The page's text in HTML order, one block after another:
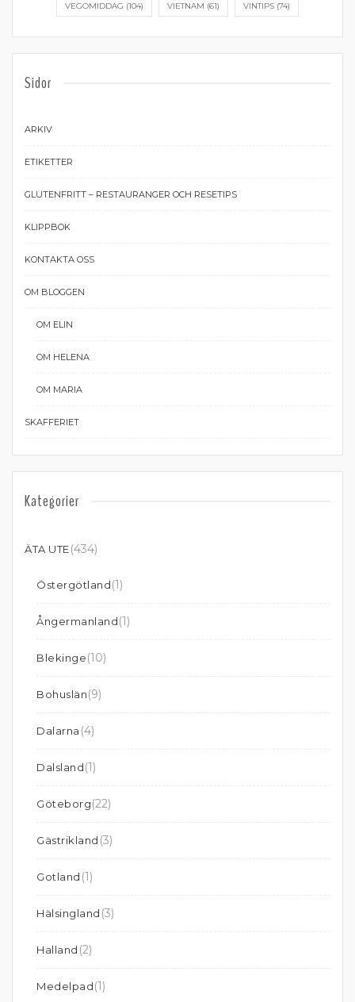
VEGOMIDDAG (104) VIETNAM (61) VINTIPS (74)
Sidor
ARKIV
ETIKETTER
GLUTENFRITT – RESTAURANGER OCH RESETIPS
KLIPPBOK
KONTAKTA OSS
OM BLOGGEN
OM ELIN
OM HELENA
OM MARIA
SKAFFERIET
Kategorier
ÄTA UTE(434)
Östergötland(1)
Ångermanland(1)
Blekinge(10)
Bohuslän(9)
Dalarna (4)
Dalsland(1)
Göteborg(22)
Gästrikland (3)
Gotland (1)
Hälsingland (3)
Halland (2)
Medelpad(1)